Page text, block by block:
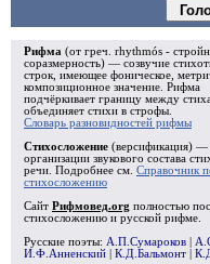
Рифма (от греч. rhythmós -
соразмерность) — созвучие
строк, имеющее фоническое,
композиционное значение. Рифма
подчёркивает границу между
объединяет стихи в строфы
Словарь разновидностей рифмы
Стихосложение (версификация) —
организации звукового состава
речи. Подробнее см. Справочник
стихосложению
Сайт Рифмовед.org полностью
стихосложению и русской рифме.
Русские поэты: А.П.Сумароков
И.Ф.Анненский
К.Д.Бальмонт